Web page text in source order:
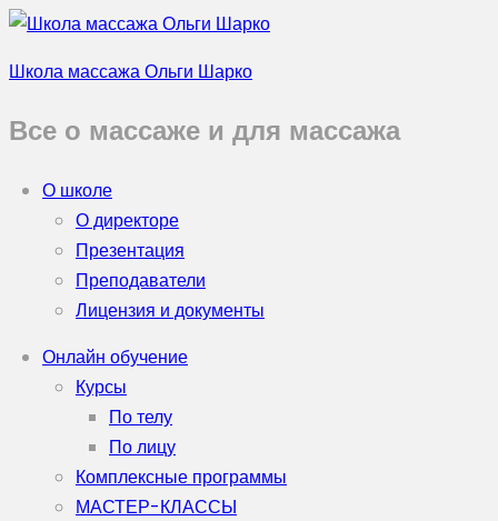
Школа массажа Ольги Шарко
Все о массаже и для массажа
О школе
О директоре
Презентация
Преподаватели
Лицензия и документы
Онлайн обучение
Курсы
По телу
По лицу
Комплексные программы
МАСТЕР-КЛАССЫ